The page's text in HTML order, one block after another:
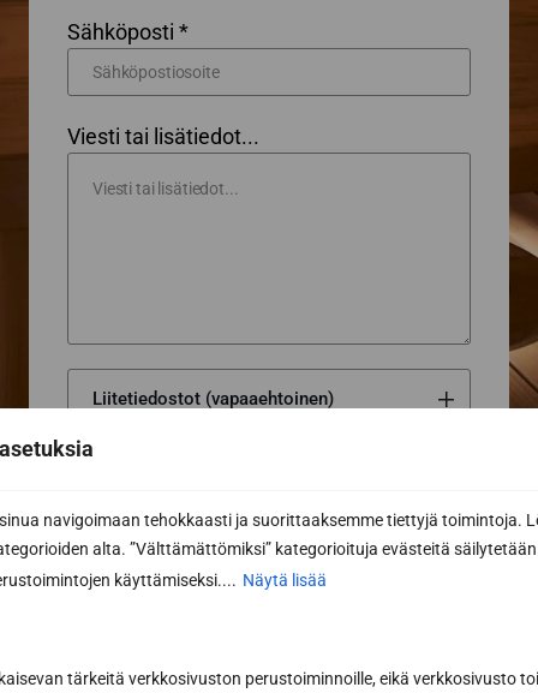
navigoimaan tehokkaasti ja suorittaaksemme tiettyjä toimintoja.
alta. ”Välttämättömiksi” kategorioituja evästeitä säilytetään
käyttämiseksi.... Näytä lisää
tärkeitä verkkosivuston perustoiminnoille, eikä verkkosivusto
Sähköposti *
Viesti tai lisätiedot...
Lähettämällä viestin hyväksyt henkilötietojesi käsittelyn
tietosuojaselosteemmemukaisesti.